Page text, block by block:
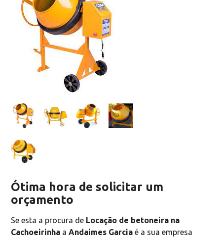
Ótima hora de solicitar um
orçamento
Se esta a procura de Locação de betoneira na
Cachoeirinha aAndaimes Garcia é a sua empresa